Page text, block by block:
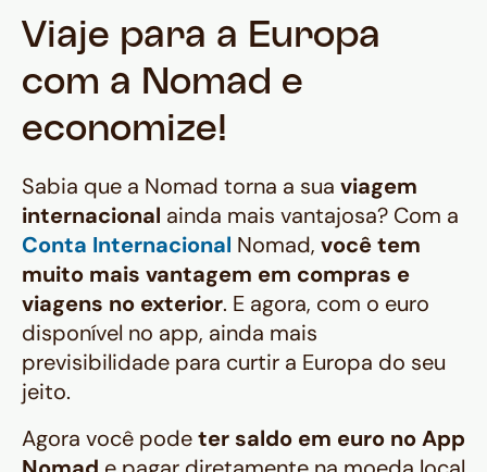
Viaje para a Europa
com a Nomad e
economize!
Sabia que a Nomad torna a sua viagem
internacional ainda mais vantajosa? Com a
Conta Internacional Nomad, você tem
muito mais vantagem em compras e
viagens no exterior. E agora, com o euro
disponível no app, ainda mais
previsibilidade para curtir a Europa do seu
jeito.
Agora você podeter saldo em euro no App